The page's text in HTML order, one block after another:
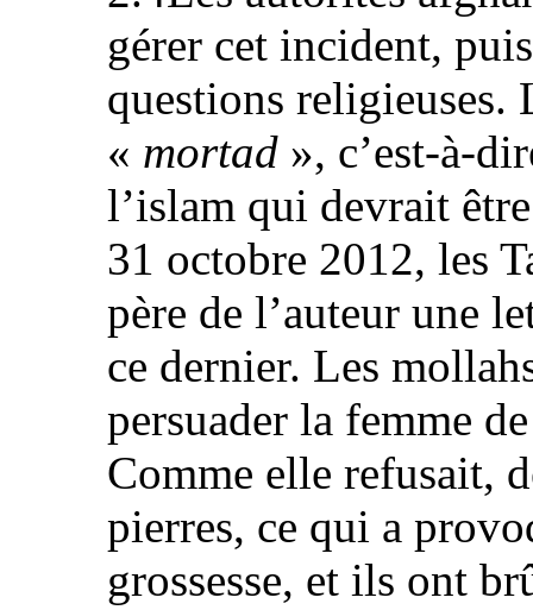
gérer cet incident,
questions religieuses.
« mortad », c’est-à-
l’islam qui devrait
31 octobre 2012, les
père de l’auteur une
ce dernier. Les
persuader la femme
Comme elle refusait,
pierres, ce qui a
grossesse, et ils ont